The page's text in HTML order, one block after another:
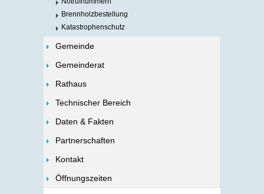
Brennholzbestellung
Katastrophenschutz
Gemeinde
Gemeinderat
Rathaus
Technischer Bereich
Daten & Fakten
Partnerschaften
Kontakt
Öffnungszeiten